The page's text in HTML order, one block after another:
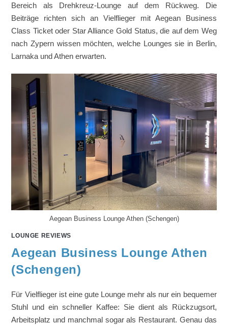
Bereich als Drehkreuz-Lounge auf dem Rückweg. Die
Beiträge richten sich an Vielflieger mit Aegean Business
Class Ticket oder Star Alliance Gold Status, die auf dem Weg
nach Zypern wissen möchten, welche Lounges sie in Berlin,
Larnaka und Athen erwarten.
Aegean Business Lounge Athen (Schengen)
LOUNGE REVIEWS
Aegean Business Lounge Athen
(Schengen)
Für Vielflieger ist eine gute Lounge mehr als nur ein bequemer
Stuhl und ein schneller Kaffee: Sie dient als Rückzugsort,
Arbeitsplatz und manchmal sogar als Restaurant. Genau das